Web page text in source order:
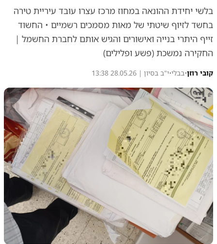
בלשי יחידת ההונאה במחוז מרכז עצרו עובד עיריית טירה
בחשד לזיוף שיטתי של מאות מסמכים רשמיים • החשוד
זייף היתרי בנייה ואישורים והגיש אותם לחברת החשמל |
החקירה נמשכת (פשע ופלילים)
קובי רוזן•בבלי•י"ב בסיון | 28.05.26 13:38